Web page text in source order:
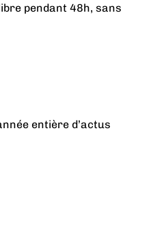
pendant 48h, sans
entière d’actus